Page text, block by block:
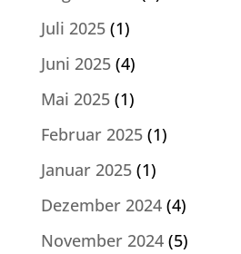
Juli 2025(1)
Juni 2025(4)
Mai 2025(1)
Februar 2025(1)
Januar 2025(1)
Dezember 2024(4)
November 2024(5)